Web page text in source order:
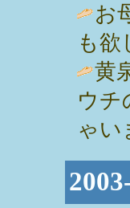
お
も欲
黄
ウチ
ゃい